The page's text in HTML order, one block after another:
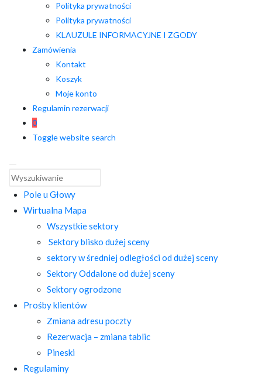
Polityka prywatności
Polityka prywatności
KLAUZULE INFORMACYJNE I ZGODY
Zamówienia
Kontakt
Koszyk
Moje konto
Regulamin rezerwacji
0
Toggle website search
Pole u Głowy
Wirtualna Mapa
Wszystkie sektory
Sektory blisko dużej sceny
sektory w średniej odległości od dużej sceny
Sektory Oddalone od dużej sceny
Sektory ogrodzone
Prośby klientów
Zmiana adresu poczty
Rezerwacja – zmiana tablic
Pineski
Regulaminy